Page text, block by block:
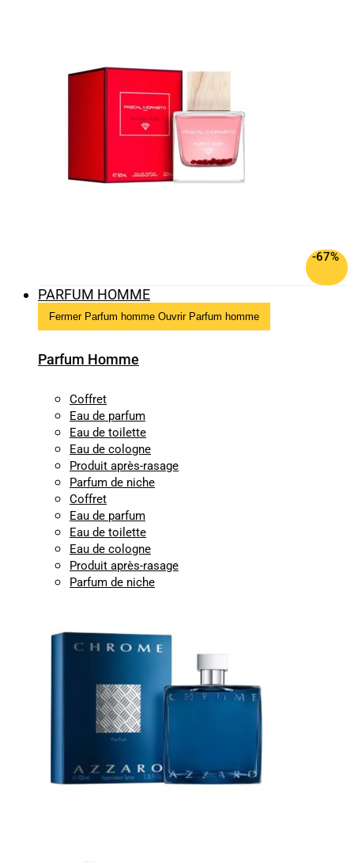
-67%
PARFUM HOMME
Fermer Parfum homme Ouvrir Parfum homme
Parfum Homme
Coffret
Eau de parfum
Eau de toilette
Eau de cologne
Produit après-rasage
Parfum de niche
Coffret
Eau de parfum
Eau de toilette
Eau de cologne
Produit après-rasage
Parfum de niche